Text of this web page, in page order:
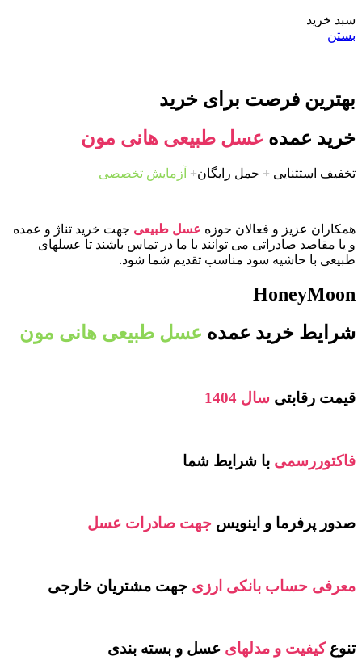
سبد خرید
بستن
بهترین فرصت برای خرید
خرید عمده عسل طبیعی هانی مون
تخفیف استثنایی + حمل رایگان+ آزمایش تخصصی
همکاران عزیز و فعالان حوزه عسل طبیعی جهت خرید تناژ و عمده
و یا مقاصد صادراتی می توانند با ما در تماس باشند تا عسلهای
طبیعی با حاشیه سود مناسب تقدیم شما شود.
HoneyMoon
شرایط خرید عمده عسل طبیعی هانی مون
قیمت رقابتی سال 1404
فاکتوررسمی با شرایط شما
صدور پرفرما و اینویس جهت صادرات عسل
معرفی حساب بانکی ارزی جهت مشتریان خارجی
تنوعکیفیت و مدلهای عسل و بسته بندی